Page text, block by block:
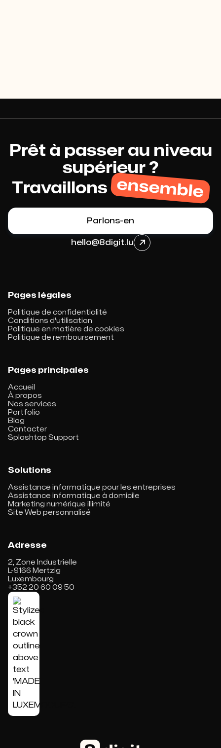
Prêt à passer au niveau
supérieur ?
Travaillons ensemble
Parlons-en
hello@8digit.lu 
Pages principales
Accueil
À propos
Nos services
Portfolio
Blog
Contacter
Splashtop Support
Solutions
Assistance informatique pour les entreprises
Assistance informatique à domicile
Marketing numérique illimité
Site Web personnalisé
Pages légales
Politique de confidentialité
Conditions d'utilisation
Politique en matière de cookies
Politique de remboursement
Adresse
2, Zone Industrielle
L-9166 Mertzig
Luxembourg
+352 20 60 09 50